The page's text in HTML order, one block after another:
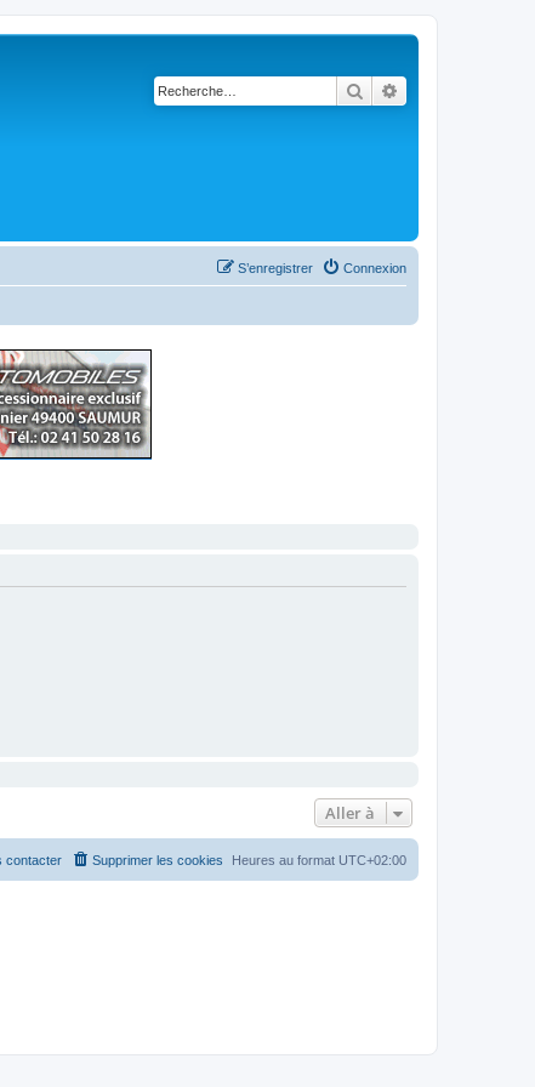
Rechercher
Connexion
S’enregistrer
Aller à
Heures au format UTC+02:00
Supprimer les cookies
contacter